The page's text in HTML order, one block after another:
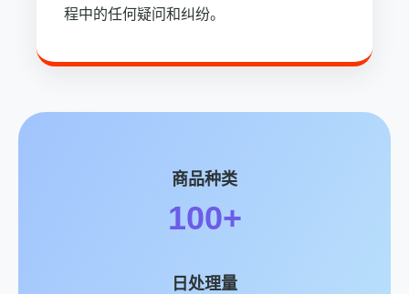
程中的任何疑问和纠纷。
商品种类
100+
日处理量